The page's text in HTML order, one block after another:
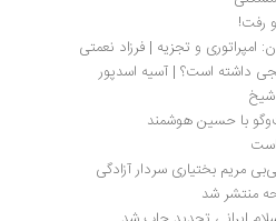
و تجزیه | فرزاد نعمتی
است؟ | آسیه اسدپور
حسین هوشمند
سردار آزادگی